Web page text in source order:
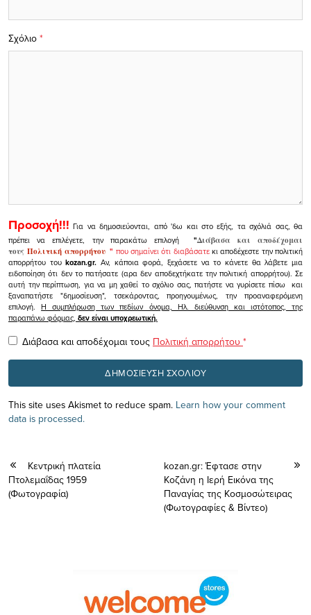
Σχόλιο *
Προσοχή!!! Για να δημοσιεύονται, από 'δω και στο εξής, τα σχόλιά σας, θα
πρέπει να επιλέγετε, την παρακάτω επιλογή
"Διάβασα και αποδέχομαι
τουςΠολιτική απορρήτου" που σημαίνει ότι διαβάσατεκι αποδέχεστε την πολιτική
απορρήτου τουkozan.gr. Αν, κάποια φορά, ξεχάσετε να το κάνετε θα λάβετε μια
ειδοποίηση ότι δεν το πατήσατε (αρα δεν αποδεχτήκατε την πολιτική απορρήτου). Σε
αυτή την περίπτωση, για να μη χαθεί το σχόλιο σας, πατήστε να γυρίσετε πίσω και
ξαναπατήστε "δημοσίευση", τσεκάροντας, προηγουμένως, την προαναφερόμενη
επιλογή.Η συμπλήρωση των πεδίων όνομα, Ηλ. διεύθυνση και ιστότοπος, της
παραπάνω φόρμας, δεν είναι υποχρεωτική.
Διάβασα και αποδέχομαι τους Πολιτική απορρήτου *
This site uses Akismet to reduce spam. Learn how your comment
data is processed.
Kεντρική πλατεία
Πτολεμαΐδας 1959
(Φωτογραφία)
kozan.gr: Έφτασε στην
Κοζάνη η Ιερή Εικόνα της
Παναγίας της Κοσμοσώτειρας
(Φωτογραφίες & Βίντεο)